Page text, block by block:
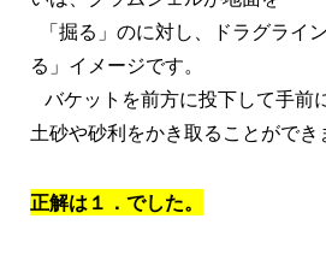
「掘る」のに対し、ドラグライ
る」イメージです。
バケットを前方に投下して手前
土砂や砂利をかき取ることができ
正解は１．でした。